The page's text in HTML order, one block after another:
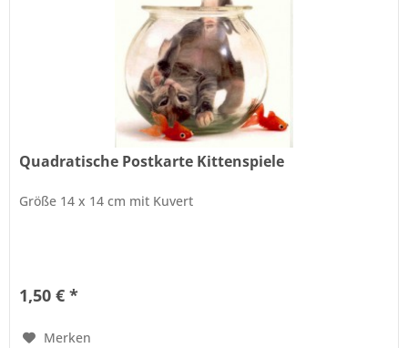
Quadratische Postkarte Kittenspiele
Größe 14 x 14 cm mit Kuvert
1,50 € *
Merken